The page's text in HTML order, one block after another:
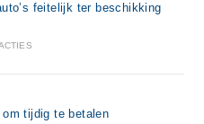
feitelijk ter beschikking
tijdig te betalen